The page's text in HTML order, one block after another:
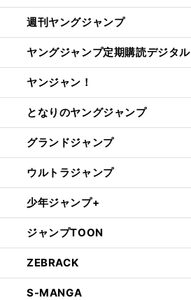
週刊ヤングジャンプ
ヤングジャンプ定期購読デジタル
ヤンジャン！
となりのヤングジャンプ
グランドジャンプ
ウルトラジャンプ
少年ジャンプ+
ジャンプTOON
ZEBRACK
S-MANGA